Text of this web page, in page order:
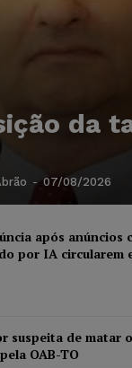
da
- 07/08/2026
após anúncios
por IA circularem
suspeita de matar
OAB-TO